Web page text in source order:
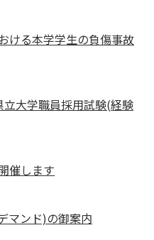
ける本学学生の負傷事故
大学職員採用試験(経験
催します
マンド)の御案内